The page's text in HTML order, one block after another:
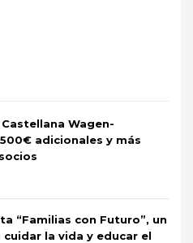
Castellana Wagen-
adicionales y más
“Familias con Futuro”, un
la vida y educar el